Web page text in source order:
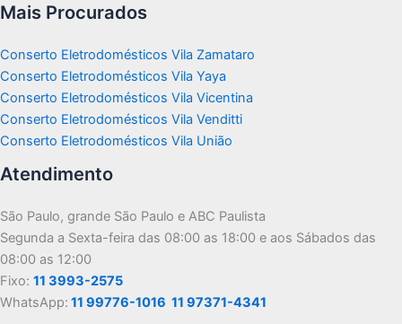
Mais Procurados
Conserto Eletrodomésticos Vila Zamataro
Conserto Eletrodomésticos Vila Yaya
Conserto Eletrodomésticos Vila Vicentina
Conserto Eletrodomésticos Vila Venditti
Conserto Eletrodomésticos Vila União
Atendimento
São Paulo, grande São Paulo e ABC Paulista
Segunda a Sexta-feira das 08:00 as 18:00 e aos Sábados das
08:00 as 12:00
Fixo: 11 3993-2575
WhatsApp: 11 99776-1016 11 97371-4341